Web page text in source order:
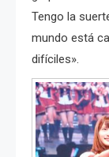
Tengo la
mundo está
difíciles».